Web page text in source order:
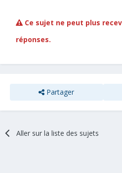
Ce sujet ne peut plus
réponses.
Partager
Aller sur la liste des sujets